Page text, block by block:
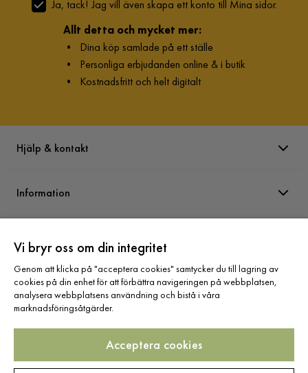
Ja, tack! Jag vill även skapa ett konto till Mina sidor.
Allt detta och mycket mer:
• Dina köp samlade på ett ställe
• Personliga erbjudanden online & i butik
• Kostnadsfritt och helt digitalt
Hjälp & kontakt
Information
Sortiment
Följ oss
Vi bryr oss om din integritet
Genom att klicka på "acceptera cookies" samtycker du till lagring av
cookies på din enhet för att förbättra navigeringen på webbplatsen,
analysera webbplatsens användning och bistå i våra
marknadsföringsåtgärder.
Acceptera cookies